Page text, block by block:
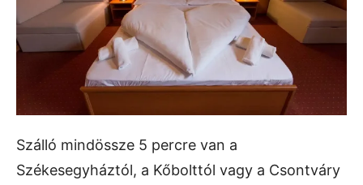
Szálló mindössze 5 percre van a
Székesegyháztól, a Kőbolttól vagy a Csontváry